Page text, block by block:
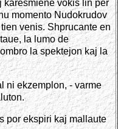
karesmiene vokis lin per
momento Nudokrudov
venis. Shprucante en
la lumo de
la spektejon kaj la
ni ekzemplon, - varme
por ekspiri kaj mallaute